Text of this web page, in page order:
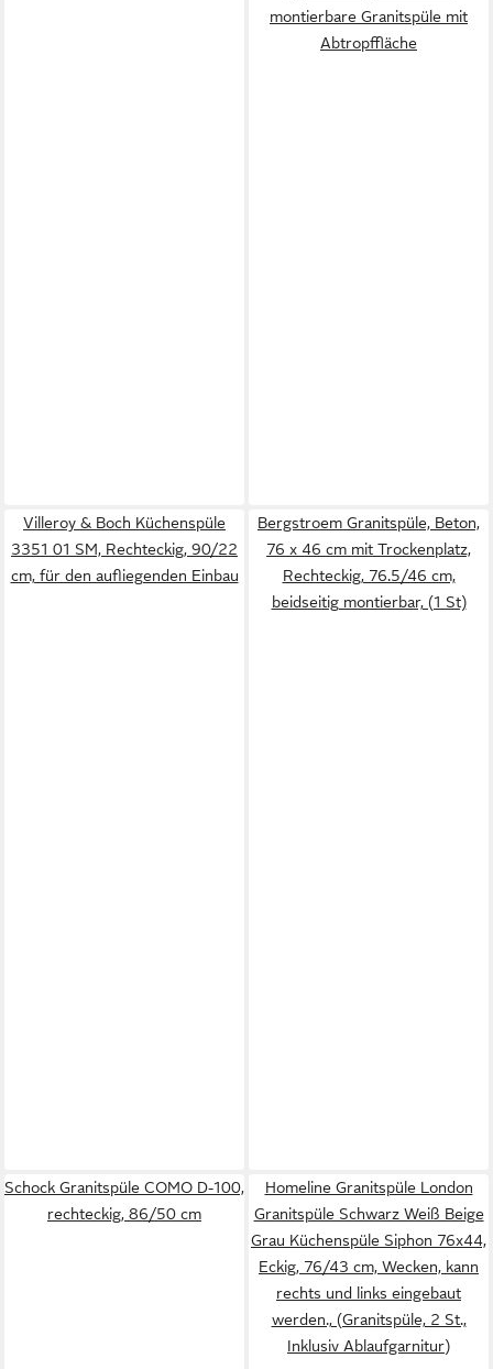
montierbare Granitspüle mit
Abtropffläche
Villeroy & Boch Küchenspüle
3351 01 SM, Rechteckig, 90/22
cm, für den aufliegenden Einbau
Bergstroem Granitspüle, Beton,
76 x 46 cm mit Trockenplatz,
Rechteckig, 76.5/46 cm,
beidseitig montierbar, (1 St)
Schock Granitspüle COMO D-100,
rechteckig, 86/50 cm
Homeline Granitspüle London
Granitspüle Schwarz Weiß Beige
Grau Küchenspüle Siphon 76x44,
Eckig, 76/43 cm, Wecken, kann
rechts und links eingebaut
werden., (Granitspüle, 2 St.,
Inklusiv Ablaufgarnitur)